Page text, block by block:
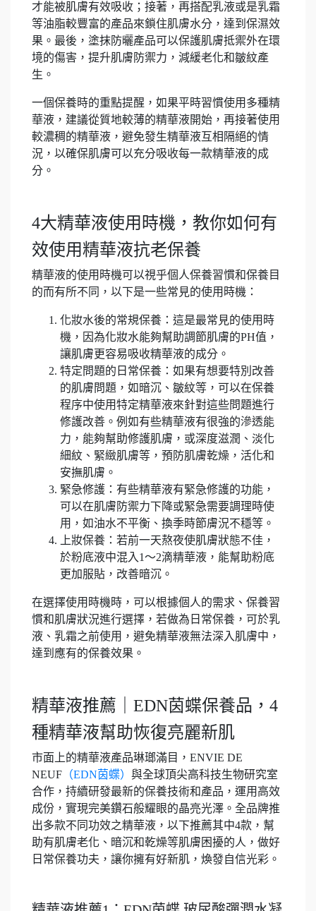
才能被肌膚有效吸收；接著，再搭配乳液或是乳霜
等油脂較豐富的產品來鎖住肌膚水分，達到保濕效
果。最後，塗抹防曬產品可以保護肌膚抵禦外在環
境的傷害，提升肌膚防禦力，減緩老化和皺紋產
生。
一個保養時的重點提醒，如果平時習慣使用多種精
華液，建議從質地較薄的精華液開始，再接著使用
較濃稠的精華液，避免發生精華液互相隔絕的情
況，以確保肌膚可以充分吸收每一款精華液的成
分。
4大精華液使用時機，教你如何有
效使用精華液抗老保養
精華液的使用時機可以視乎個人保養習慣和保養目
的而有所不同，以下是一些常見的使用時機：
化妝水後的常規保養：這是最常見的使用時
機，因為化妝水能夠幫助調節肌膚的PH值，
讓肌膚更容易吸收精華液的成分。
特定問題的日常保養：如果有想要特別改善
的肌膚問題，如暗沉、皺紋等，可以在保養
程序中使用特定精華液來針對這些問題進行
修護改善。例如有些精華液有很強的滲透能
力，能夠幫助修護肌膚，或深度滋潤、淡化
細紋、緊緻肌膚等，預防肌膚乾燥，活化和
安撫肌膚。
緊急修護：有些精華液有緊急修護的功能，
可以在肌膚防禦力下降或緊急需要調理時使
用，如油水不平衡、換季時節膚況不穩等。
上妝保養：若前一天熬夜使肌膚狀態不佳，
於粉底液中混入1～2滴精華液，能幫助粉底
更加服貼，改善暗沉。
在選擇使用時機時，可以根據個人的需求、保養習
慣和肌膚狀況進行選擇，若做為日常保養，可於乳
液、乳霜之前使用，避免精華液無法深入肌膚中，
達到應有的保養效果。
精華液推薦｜EDN茵蝶保養品，4
種精華液幫助恢復亮麗新肌
市面上的精華液產品琳瑯滿目，ENVIE DE
NEUF （EDN茵蝶） 與全球頂尖高科技生物研究室
合作，持續研發最新的保養技術和產品，運用高效
成份，實現完美鑽石般耀眼的晶亮光澤。全品牌推
出多款不同功效之精華液，以下推薦其中4款，幫
助有肌膚老化、暗沉和乾燥等肌膚困擾的人，做好
日常保養功夫，讓你擁有好新肌，煥發自信光彩。